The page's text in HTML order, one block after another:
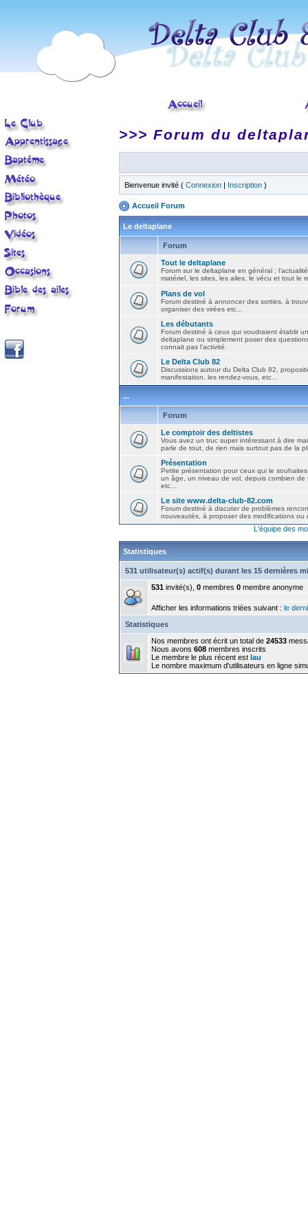
>>> Forum du
Bienvenue invité ( Connexion | Inscription )
Accueil Forum
Le deltaplane
Forum
Tout le deltaplane
Forum sur le deltaplane en général :
matériel, les sites, les ailes, le vécu et tout le
Plans de vol
Forum destiné à annoncer des sorties, à
organiser des virées etc...
Les débutants
Forum destiné à ceux qui voudraient établir
deltaplane ou simplement poser des
connait pas l'activité.
Le Delta Club 82
Discussions autour du Delta Club 82,
manifestation, les rendez-vous, etc...
...
Forum
Le comptoir des deltistes
Vous avez un truc super intéressant à dire
parle de tout, de rien mais surtout pas de la
Présentation
Petite présentation pour ceux qui le
un âge, un niveau de vol, depuis combien de
etc...
Le site www.delta-club-82.com
Forum destiné à discuter de problèmes
nouveautés, à proposer des modifications ou
L'équipe des
Statistiques
531 utilisateur(s) actif(s) durant les 15 dernières
531 invité(s), 0 membres 0 membre anonyme
Afficher les informations triées suivant : le
Statistiques
Nos membres ont écrit un total de 24533
Nous avons 608 membres inscrits
Le membre le plus récent est lau
Le nombre maximum d'utilisateurs en ligne